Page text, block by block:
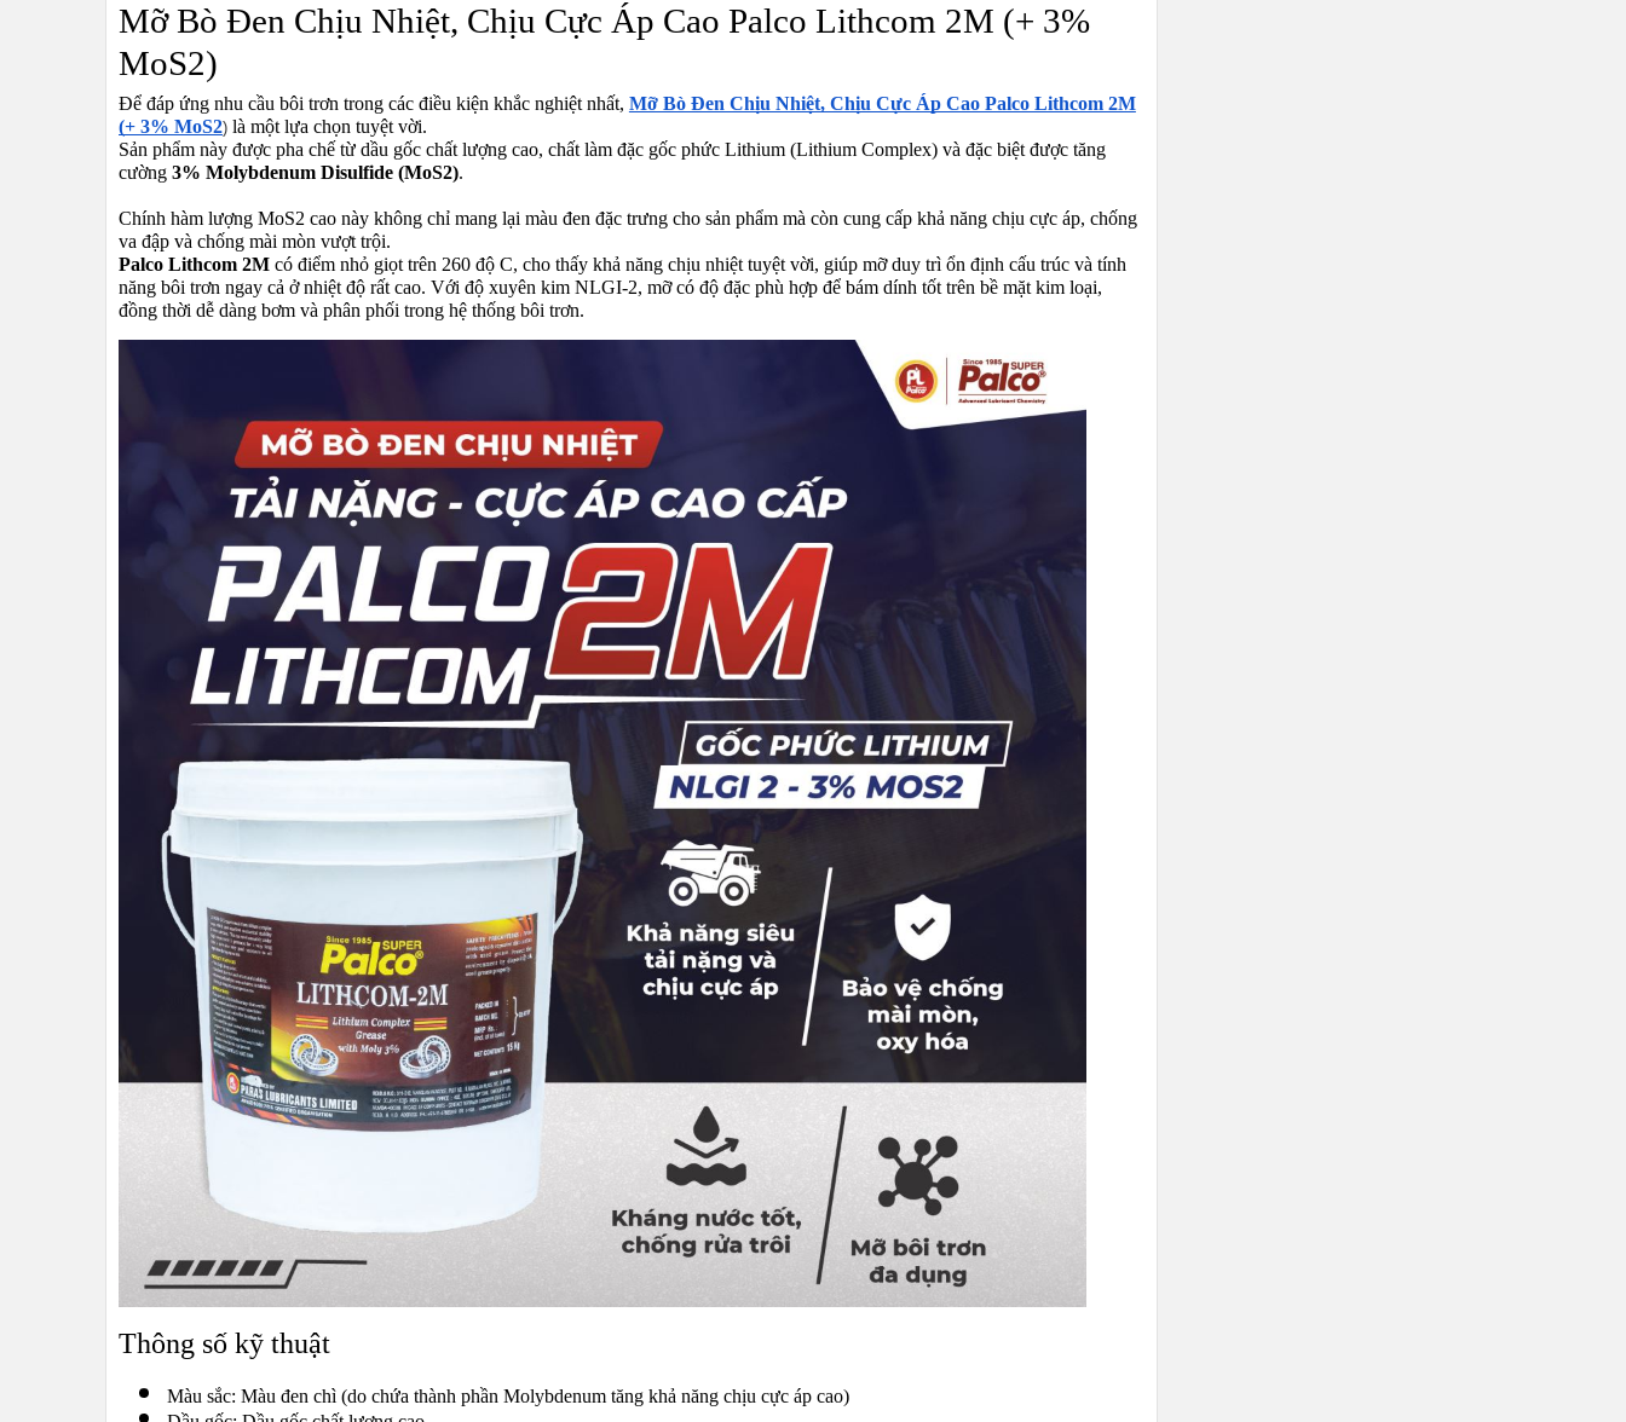
Mỡ Bò Đen Chịu Nhiệt, Chịu Cực Áp Cao Palco Lithcom 2M (+ 3%
MoS2)
Để đáp ứng nhu cầu bôi trơn trong các điều kiện khắc nghiệt nhất, Mỡ Bò Đen Chịu Nhiệt, Chịu Cực Áp Cao Palco Lithcom 2M
(+ 3% MoS2) là một lựa chọn tuyệt vời.
Sản phẩm này được pha chế từ dầu gốc chất lượng cao, chất làm đặc gốc phức Lithium (Lithium Complex) và đặc biệt được tăng
cường 3% Molybdenum Disulfide (MoS2).
Chính hàm lượng MoS2 cao này không chỉ mang lại màu đen đặc trưng cho sản phẩm mà còn cung cấp khả năng chịu cực áp, chống
va đập và chống mài mòn vượt trội.
Palco Lithcom 2Mcó điểm nhỏ giọt trên 260 độ C, cho thấy khả năng chịu nhiệt tuyệt vời, giúp mỡ duy trì ổn định cấu trúc và tính
năng bôi trơn ngay cả ở nhiệt độ rất cao. Với độ xuyên kim NLGI-2, mỡ có độ đặc phù hợp để bám dính tốt trên bề mặt kim loại,
đồng thời dễ dàng bơm và phân phối trong hệ thống bôi trơn.
Thông số kỹ thuật
Màu sắc: Màu đen chì (do chứa thành phần Molybdenum tăng khả năng chịu cực áp cao)